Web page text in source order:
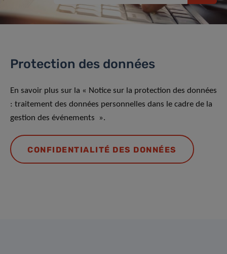
Protection des données
En savoir plus sur la « Notice sur la protection des données
: traitement des données personnelles dans le cadre de la
gestion des événements ».
CONFIDENTIALITÉ DES DONNÉES